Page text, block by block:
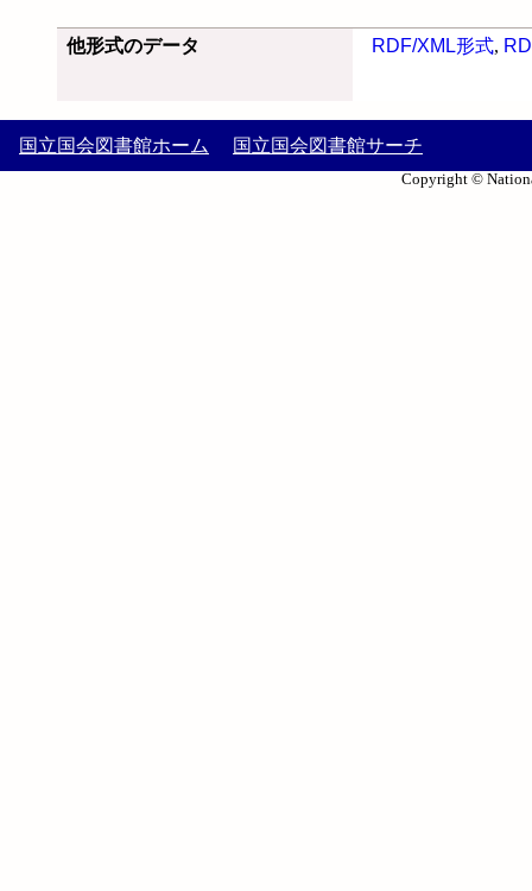
他形式のデータ RDF/XML形式,
国立国会図書館ホーム 国立国会図書館サーチ
Copyright ©